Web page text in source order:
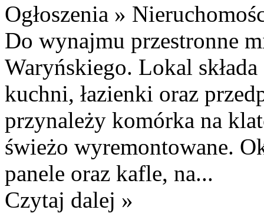
Ogłoszenia »
Do wynajmu przestronne
Waryńskiego. Lokal
kuchni, łazienki oraz
przynależy komórka na
świeżo wyremontowane.
panele oraz kafle, na...
Czytaj dalej »